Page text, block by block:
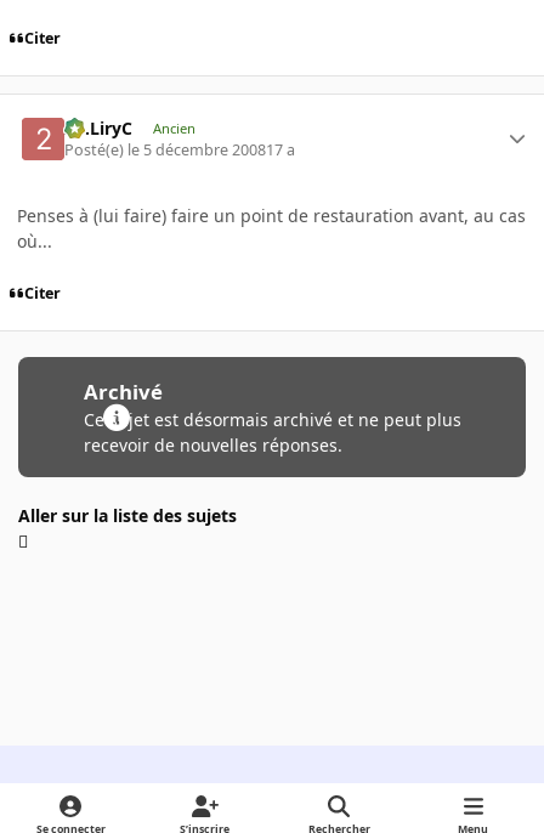
Citer
2C.LiryC Ancien
Posté(e) le 5 décembre 200817 a
Penses à (lui faire) faire un point de restauration avant, au cas
où...
Citer
Archivé
Ce sujet est désormais archivé et ne peut plus
recevoir de nouvelles réponses.
Aller sur la liste des sujets
Light ModeDark ModeSystem Preference
Se connecter S’inscrire Rechercher Menu